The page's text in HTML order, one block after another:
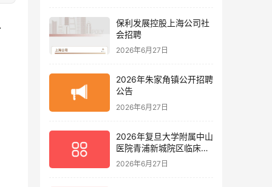
保利发展控股上海公司社
会招聘
2026年6月27日
2026年朱家角镇公开招聘
公告
2026年6月27日
2026年复旦大学附属中山
医院青浦新城院区临床护
理岗位招聘启事
2026年6月27日